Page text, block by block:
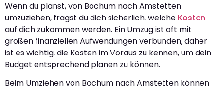
Wenn du planst, von Bochum nach Amstetten
umzuziehen, fragst du dich sicherlich, welche Kosten
auf dich zukommen werden. Ein Umzug ist oft mit
großen finanziellen Aufwendungen verbunden, daher
ist es wichtig, die Kosten im Voraus zu kennen, um dein
Budget entsprechend planen zu können.
Beim Umziehen von Bochum nach Amstetten können